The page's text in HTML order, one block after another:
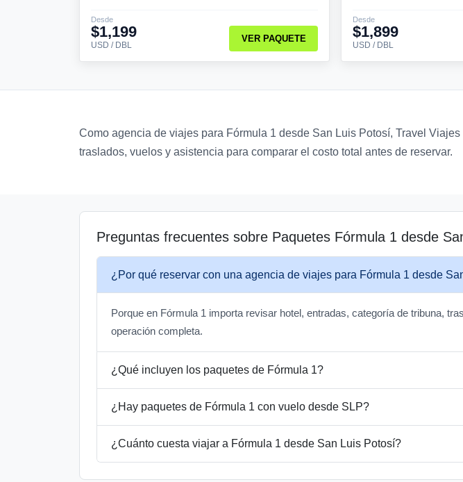
Desde
$1,199
USD / DBL
VER PAQUETE
Desde
$1,899
USD / DBL
Como agencia de viajes para Fórmula 1 desde San Luis Potosí, Travel
traslados, vuelos y asistencia para comparar el costo total antes de reservar.
Preguntas frecuentes sobre Paquetes Fórmula 1 desde
¿Por qué reservar con una agencia de viajes para Fórmula 1 desde
Porque en Fórmula 1 importa revisar hotel, entradas, categoría de tribuna,
operación completa.
¿Qué incluyen los paquetes de Fórmula 1?
¿Hay paquetes de Fórmula 1 con vuelo desde SLP?
¿Cuánto cuesta viajar a Fórmula 1 desde San Luis Potosí?